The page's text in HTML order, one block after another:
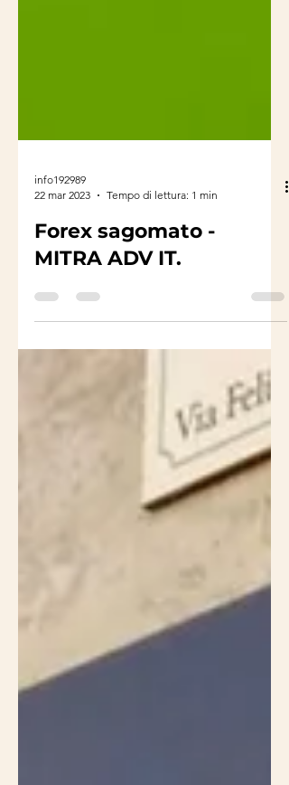
22 mar 2023
Tempo di lettura: 1 min
Forex sagomato -
MITRA ADV IT.